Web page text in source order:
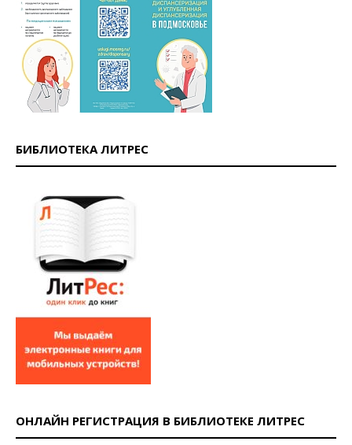
БИБЛИОТЕКА ЛИТРЕС
ОНЛАЙН РЕГИСТРАЦИЯ В БИБЛИОТЕКЕ ЛИТРЕС